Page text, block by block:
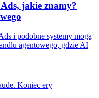
jakie znamy?
i podobne systemy mogą
agentowego, gdzie AI